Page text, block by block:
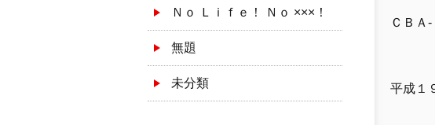
Ｎｏ Ｌｉｆｅ！ Ｎｏ ×××！
無題
未分類
ＣＢＡ-
平成１